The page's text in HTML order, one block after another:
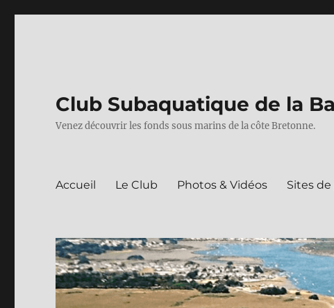
Club Subaquatique de la
Venez découvrir les fonds sous marins de la côte Bretonne.
Accueil Le Club Photos & Vidéos Sites